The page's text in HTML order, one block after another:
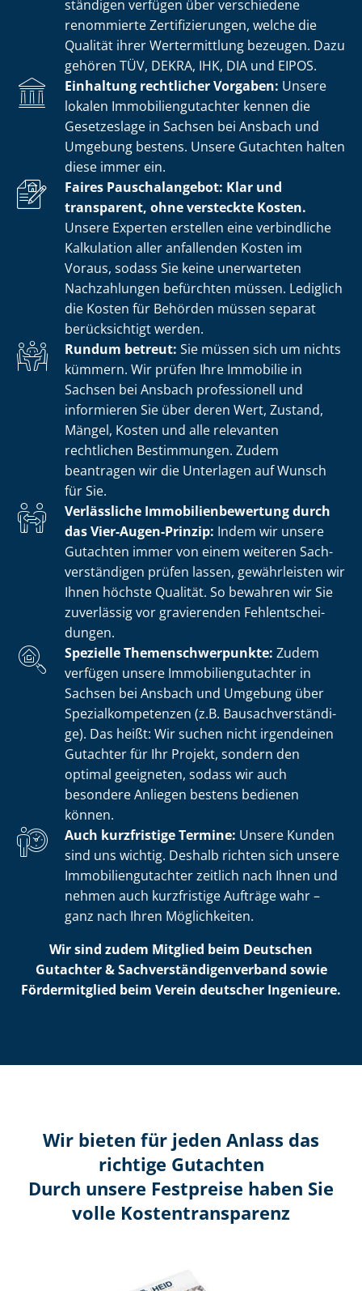
stän­di­gen verfügen über verschiedene
renommierte Zer­ti­fi­zie­run­gen, welche die
Qualität ihrer Wertermittlung bezeugen. Dazu
gehören TÜV, DEKRA, IHK, DIA und EIPOS.
Einhaltung rechtlicher Vorgaben: Unsere
lokalen Im­mo­bi­li­en­gut­ach­ter kennen die
Gesetzeslage in Sachsen bei Ansbach und
Umgebung bestens. Unsere Gutachten halten
diese immer ein.
Faires Pauschalangebot: Klar und
transparent, ohne versteckte Kosten.
Unsere Experten erstellen eine verbindliche
Kalkulation aller anfallenden Kosten im
Voraus, sodass Sie keine unerwarteten
Nachzahlungen befürchten müssen. Lediglich
die Kosten für Behörden müssen separat
berücksichtigt werden.
Rundum betreut: Sie müssen sich um nichts
kümmern. Wir prüfen Ihre Immobilie in
Sachsen bei Ansbach professionell und
informieren Sie über deren Wert, Zustand,
Mängel, Kosten und alle relevanten
rechtlichen Bestimmungen. Zudem
beantragen wir die Unterlagen auf Wunsch
für Sie.
Verlässliche Im­mo­bi­li­en­be­wer­tung durch
das Vier-Augen-Prinzip: Indem wir unsere
Gutachten immer von einem weiteren Sach­
ver­stän­di­gen prüfen lassen, gewährleisten wir
Ihnen höchste Qualität. So bewahren wir Sie
zuverlässig vor gravierenden Fehl­ent­schei­
dun­gen.
Spezielle The­men­schwer­punk­te: Zudem
verfügen unsere Im­mo­bi­li­en­gut­ach­ter in
Sachsen bei Ansbach und Umgebung über
Spe­zi­al­kom­pe­ten­zen (z.B. Bau­sach­ver­stän­di­
ge). Das heißt: Wir suchen nicht irgendeinen
Gutachter für Ihr Projekt, sondern den
optimal geeigneten, sodass wir auch
besondere Anliegen bestens bedienen
können.
Auch kurzfristige Termine: Unsere Kunden
sind uns wichtig. Deshalb richten sich unsere
Im­mo­bi­li­en­gut­ach­ter zeitlich nach Ihnen und
nehmen auch kurzfristige Aufträge wahr –
ganz nach Ihren Möglichkeiten.
Wir sind zudem Mitglied beim Deutschen
Gutachter & Sach­ver­stän­di­gen­ver­band sowie
Fördermitglied beim Verein deutscher Ingenieure.
Wir bieten für jeden Anlass das
richtige Gutachten
Durch unsere Festpreise haben Sie
volle Kosten­transparenz